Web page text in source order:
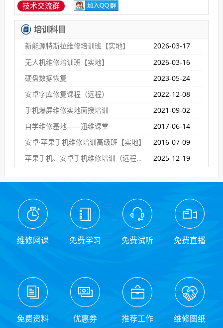
技术交流群
培训科目
新能源特斯拉维修培训班【实地】
2026-03-17
无人机维修培训班【实地】
2026-03-16
硬盘数据恢复
2023-05-24
安卓字库修复课程（远程）
2022-12-08
手机爆屏维修实地面授培训
2021-09-02
自学维修基地——迅维课堂
2017-06-14
安卓·苹果手机维修培训高级班【实地】
2016-07-09
苹果手机、安卓手机维修培训（远程网络班）
2025-12-19
维修网课 免费学习 免费试听 免费直播
免费资料 优惠券 推荐工作 维修图纸